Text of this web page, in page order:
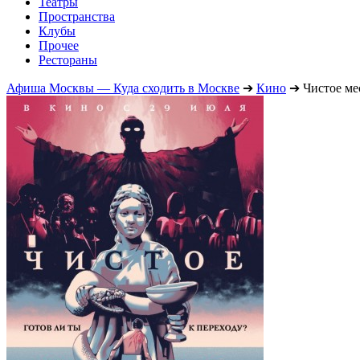
Пространства
Клубы
Прочее
Рестораны
Афиша Москвы — Куда сходить в Москве ➔ Кино ➔ Чистое